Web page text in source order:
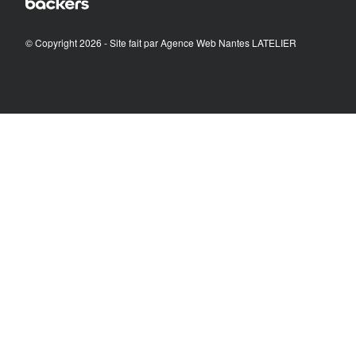
© Copyright 2026 - Site fait parAgence Web Nantes LATELIER